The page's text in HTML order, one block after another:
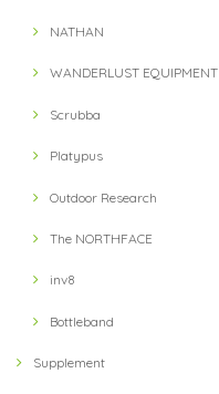
NATHAN
WANDERLUST EQUIPMENT
Scrubba
Platypus
Outdoor Research
The NORTHFACE
inv8
Bottleband
Supplement